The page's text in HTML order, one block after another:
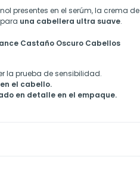
presentes en el serúm, la crema de
una cabellera ultra suave.
Castaño Oscuro Cabellos
la prueba de sensibilidad.
el cabello.
en detalle en el empaque.